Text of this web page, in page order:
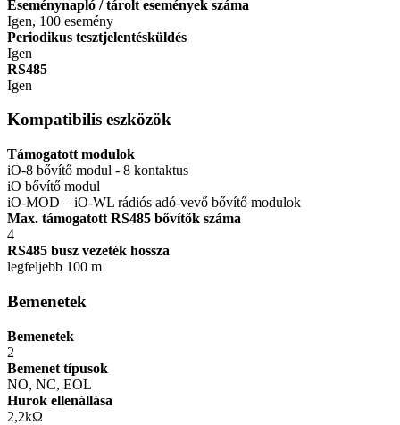
Eseménynapló / tárolt események száma
Igen, 100 esemény
Periodikus tesztjelentésküldés
Igen
RS485
Igen
Kompatibilis eszközök
Támogatott modulok
iO-8 bővítő modul - 8 kontaktus
iO bővítő modul
iO-MOD – iO-WL rádiós adó-vevő bővítő modulok
Max. támogatott RS485 bővítők száma
4
RS485 busz vezeték hossza
legfeljebb 100 m
Bemenetek
Bemenetek
2
Bemenet típusok
NO, NC, EOL
Hurok ellenállása
2,2kΩ